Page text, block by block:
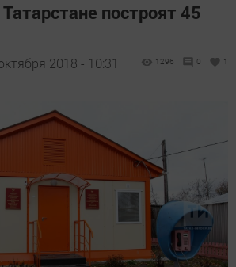
построят 45
2018 - 10:31 1296 0 1